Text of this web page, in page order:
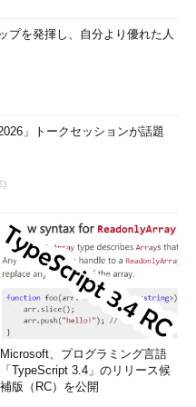
プを発揮し、自分より優れた人
」トークセッションが話題
Microsoft、プログラミング言語
「TypeScript 3.4」のリリース候
補版（RC）を公開